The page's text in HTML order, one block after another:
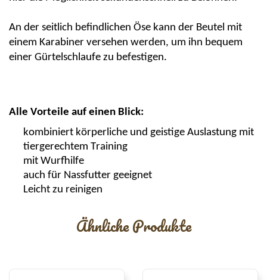
An der seitlich befindlichen Öse kann der Beutel mit
einem Karabiner versehen werden, um ihn bequem
einer Gürtelschlaufe zu befestigen.
Alle Vorteile auf einen Blick:
kombiniert körperliche und geistige Auslastung mit
tiergerechtem Training
mit Wurfhilfe
auch für Nassfutter geeignet
Leicht zu reinigen
Ähnliche Produkte